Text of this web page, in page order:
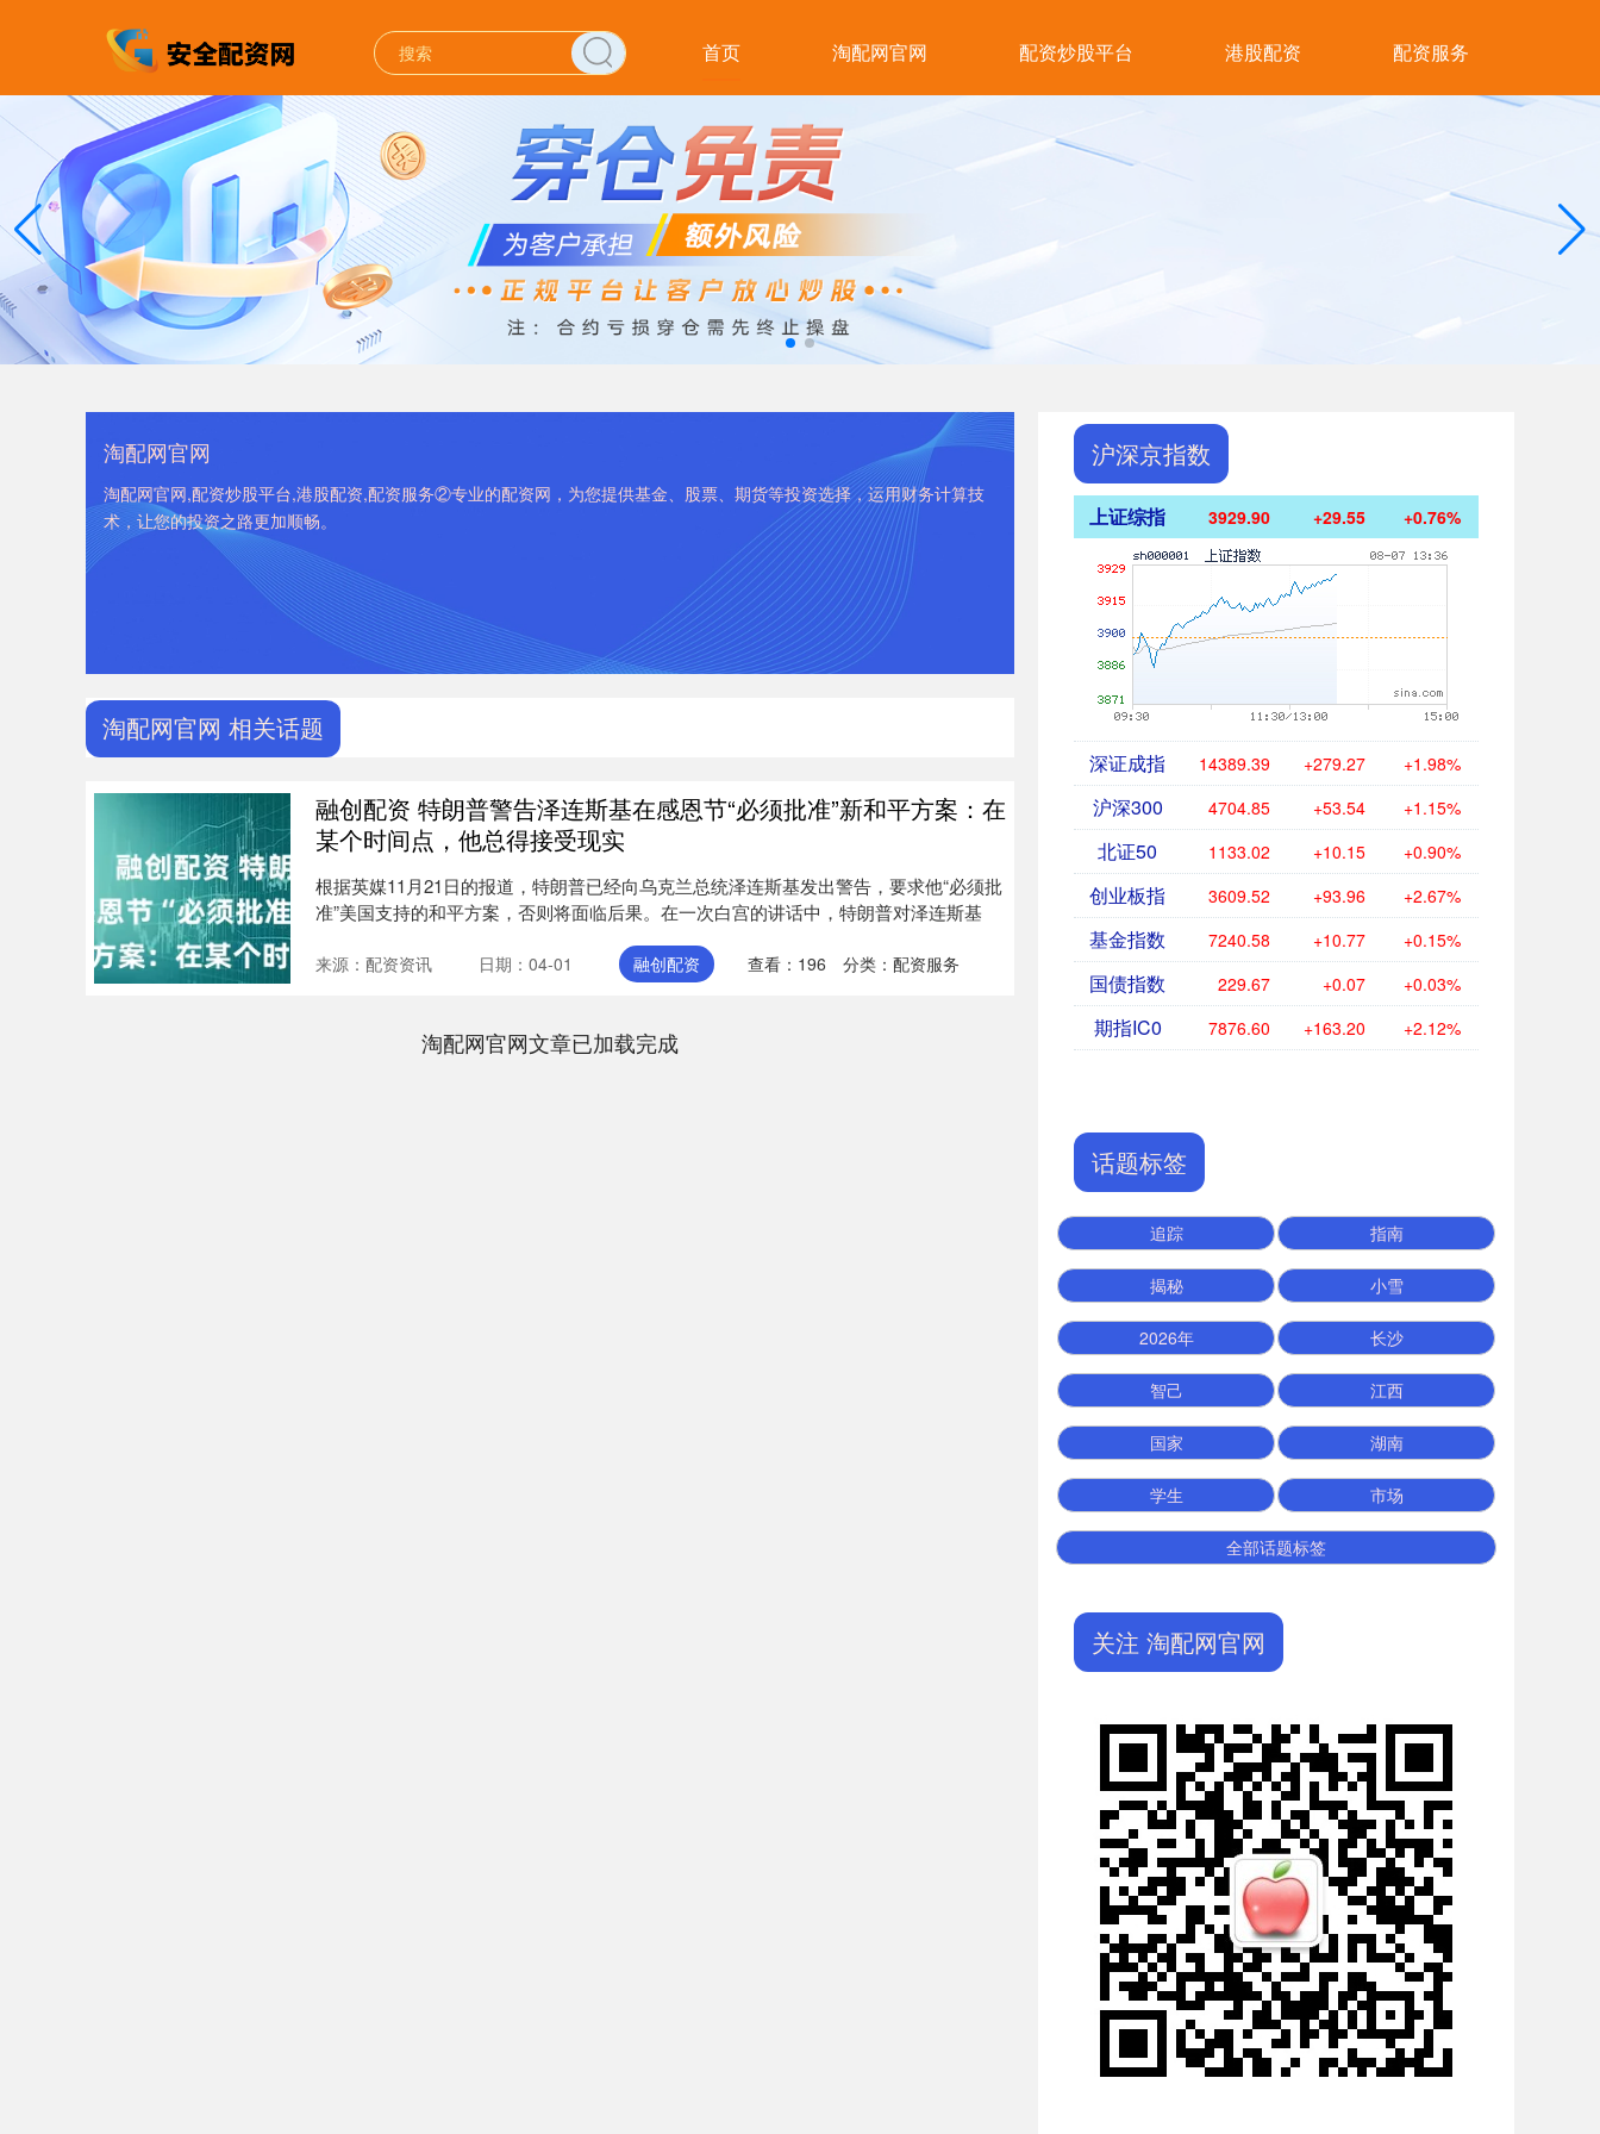
首页 淘配网官网 配资炒股平台 港股配资 配资服务
淘配网官网
淘配网官网,配资炒股平台,港股配资,配资服务②专业的配资网，为您提供基金、股票、期货等投资选择，运用财务计算技
术，让您的投资之路更加顺畅。
淘配网官网 相关话题
融创配资 特朗普警告泽连斯基在感恩节“必须批准”新和平方案：在
某个时间点，他总得接受现实
根据英媒11月21日的报道，特朗普已经向乌克兰总统泽连斯基发出警告，要求他“必须批
准”美国支持的和平方案，否则将面临后果。在一次白宫的讲话中，特朗普对泽连斯基
来源：配资资讯 日期：04-01 融创配资 查看： 196 分类：配资服务
淘配网官网文章已加载完成
沪深京指数
上证综指 3929.90 +29.55 +0.76%
深证成指 14389.39 +279.27 +1.98%
沪深300 4704.85 +53.54 +1.15%
北证50 1133.02 +10.15 +0.90%
创业板指 3609.52 +93.96 +2.67%
基金指数 7240.58 +10.77 +0.15%
国债指数 229.67 +0.07 +0.03%
期指IC0 7876.60 +163.20 +2.12%
话题标签
追踪 指南
揭秘 小雪
2026年 长沙
智己 江西
国家 湖南
学生 市场
全部话题标签
关注 淘配网官网